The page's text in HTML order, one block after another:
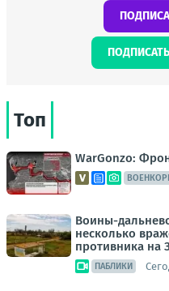
Топ
WarGonzo:
Воины-
несколько
противника на
ПАБЛИКИ